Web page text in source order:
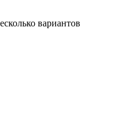
вариантов